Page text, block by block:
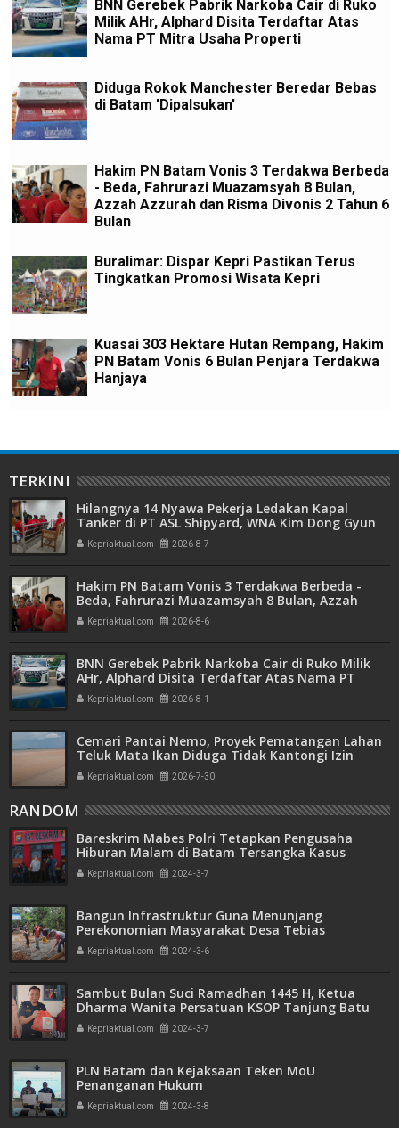
BNN Gerebek Pabrik Narkoba Cair di Ruko
Milik AHr, Alphard Disita Terdaftar Atas
Nama PT Mitra Usaha Properti
Diduga Rokok Manchester Beredar Bebas
di Batam 'Dipalsukan'
Hakim PN Batam Vonis 3 Terdakwa Berbeda
- Beda, Fahrurazi Muazamsyah 8 Bulan,
Azzah Azzurah dan Risma Divonis 2 Tahun 6
Bulan
Buralimar: Dispar Kepri Pastikan Terus
Tingkatkan Promosi Wisata Kepri
Kuasai 303 Hektare Hutan Rempang, Hakim
PN Batam Vonis 6 Bulan Penjara Terdakwa
Hanjaya
TERKINI
Hilangnya 14 Nyawa Pekerja Ledakan Kapal
Tanker di PT ASL Shipyard, WNA Kim Dong Gyun
Hanya Dituntut 1 Tahun 6 Bulan
Kepriaktual.com 2026-8-7
Hakim PN Batam Vonis 3 Terdakwa Berbeda -
Beda, Fahrurazi Muazamsyah 8 Bulan, Azzah
Azzurah dan Risma Divonis 2 Tahun 6 Bulan
Kepriaktual.com 2026-8-6
BNN Gerebek Pabrik Narkoba Cair di Ruko Milik
AHr, Alphard Disita Terdaftar Atas Nama PT
Mitra Usaha Properti
Kepriaktual.com 2026-8-1
Cemari Pantai Nemo, Proyek Pematangan Lahan
Teluk Mata Ikan Diduga Tidak Kantongi Izin
Amdal
Kepriaktual.com 2026-7-30
RANDOM
Bareskrim Mabes Polri Tetapkan Pengusaha
Hiburan Malam di Batam Tersangka Kasus
Penggelapan
Kepriaktual.com 2024-3-7
Bangun Infrastruktur Guna Menunjang
Perekonomian Masyarakat Desa Tebias
Kepriaktual.com 2024-3-6
Sambut Bulan Suci Ramadhan 1445 H, Ketua
Dharma Wanita Persatuan KSOP Tanjung Batu
Santuni Kaum Dhuafa
Kepriaktual.com 2024-3-7
PLN Batam dan Kejaksaan Teken MoU
Penanganan Hukum
Kepriaktual.com 2024-3-8